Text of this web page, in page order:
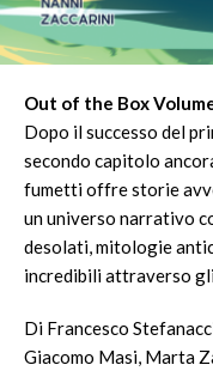
Out of the Box
Dopo il successo del
secondo capitolo
fumetti offre storie
un universo narrativo
desolati, mitologie
incredibili attraverso
Di Francesco
Giacomo Masi, Marta